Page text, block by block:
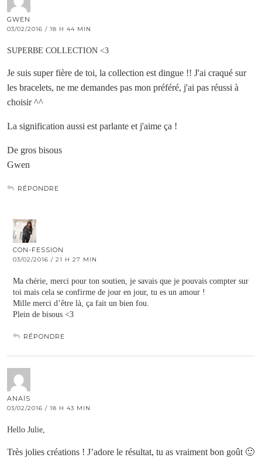
GWEN
03/02/2016 / 18 H 44 MIN
SUPERBE COLLECTION <3
Je suis super fière de toi, la collection est dingue !! J'ai craqué sur
les bracelets, ne me demandes pas mon préféré, j'ai pas réussi à
choisir ^^
La signification aussi est parlante et j'aime ça !
De gros bisous
Gwen
RÉPONDRE
CON-FESSION
03/02/2016 / 21 H 27 MIN
Ma chérie, merci pour ton soutien, je savais que je pouvais compter sur
toi mais cela se confirme de jour en jour, tu es un amour !
Mille merci d’être là, ça fait un bien fou.
Plein de bisous <3
RÉPONDRE
ANAÏS
03/02/2016 / 18 H 43 MIN
Hello Julie,
Très jolies créations ! J’adore le résultat, tu as vraiment bon goût 🙂